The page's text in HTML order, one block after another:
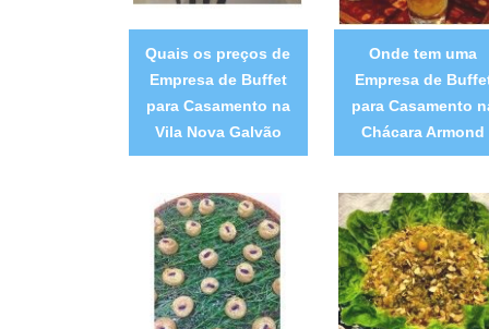
Quais os preços de
Empresa de Buffet
para Casamento na
Vila Nova Galvão
Onde tem uma
Empresa de
para Casamento
Chácara Armond